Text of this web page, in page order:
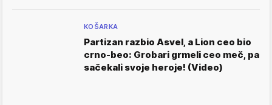
KOŠARKA
Partizan razbio Asvel, a Lion ceo bio
crno-beo: Grobari grmeli ceo meč, pa
sačekali svoje heroje! (Video)